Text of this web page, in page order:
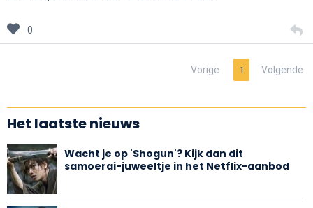
0
Vorige 1 Volgende
Het laatste nieuws
Wacht je op 'Shogun'? Kijk dan dit
samoerai-juweeltje in het Netflix-aanbod